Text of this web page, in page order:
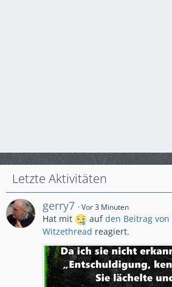
Letzte Aktivitäten
gerry7 Vor 3 Minuten
Hat mit aufden Beitrag von
Witzethread reagiert.